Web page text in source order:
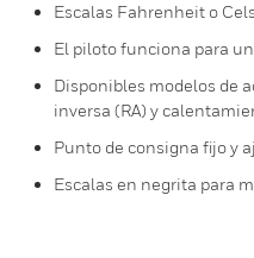
Escalas Fahrenheit o
El piloto funciona para
Disponibles modelos de
inversa (RA) y
Punto de consigna fijo y
Escalas en negrita para